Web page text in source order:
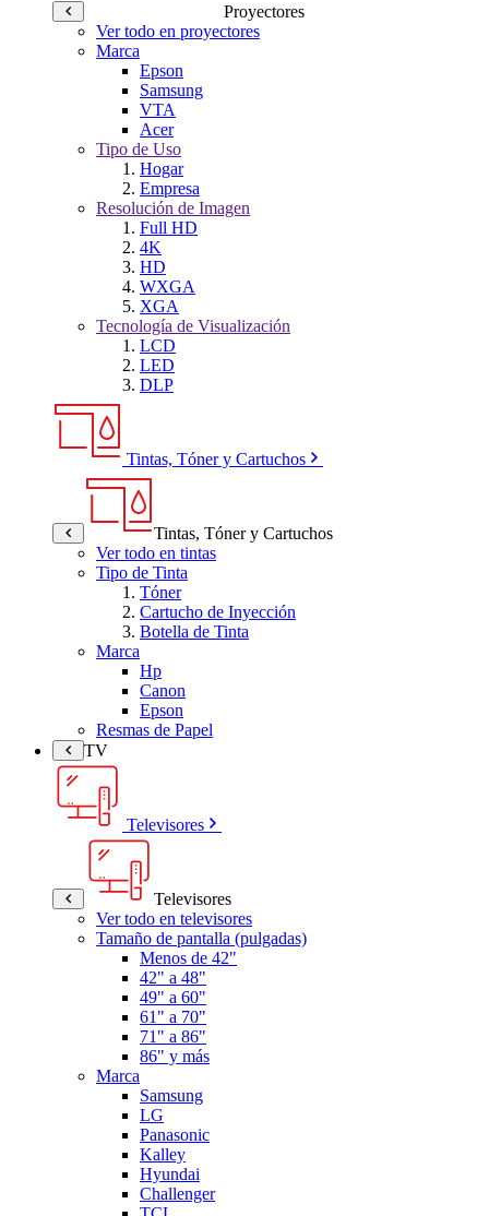
Proyectores
Ver todo en proyectores
Marca
Epson
Samsung
VTA
Acer
Tipo de Uso
Hogar
Empresa
Resolución de Imagen
Full HD
4K
HD
WXGA
XGA
Tecnología de Visualización
LCD
LED
DLP
Tintas, Tóner y Cartuchos
Tintas, Tóner y Cartuchos
Ver todo en tintas
Tipo de Tinta
Tóner
Cartucho de Inyección
Botella de Tinta
Marca
Hp
Canon
Epson
Resmas de Papel
TV
Televisores
Televisores
Ver todo en televisores
Tamaño de pantalla (pulgadas)
Menos de 42"
42" a 48"
49" a 60"
61" a 70"
71" a 86"
86" y más
Marca
Samsung
LG
Panasonic
Kalley
Hyundai
Challenger